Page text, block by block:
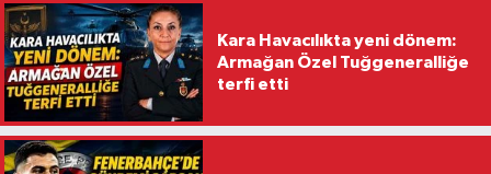
Kara Havacılıkta yeni dönem:
Armağan Özel Tuğgeneralliğe
terfi etti